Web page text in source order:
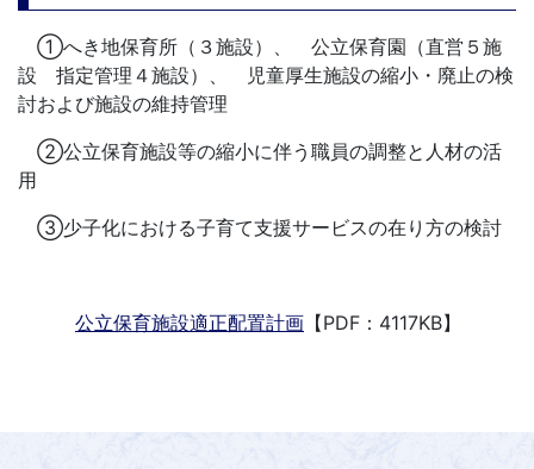
①へき地保育所（３施設）、 公立保育園（直営５施
設 指定管理４施設）、 児童厚生施設の縮小・廃止の検
討および施設の維持管理
②公立保育施設等の縮小に伴う職員の調整と人材の活
用
③少子化における子育て支援サービスの在り方の検討
公立保育施設適正配置計画 【PDF：4117KB】